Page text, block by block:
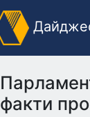
факти про